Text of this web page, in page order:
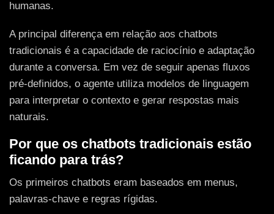
humanas.
A principal diferença em relação aos chatbots
tradicionais é a capacidade de raciocínio e adaptação
durante a conversa. Em vez de seguir apenas fluxos
pré-definidos, o agente utiliza modelos de linguagem
para interpretar o contexto e gerar respostas mais
naturais.
Por que os chatbots tradicionais estão
ficando para trás?
Os primeiros chatbots eram baseados em menus,
palavras-chave e regras rígidas.